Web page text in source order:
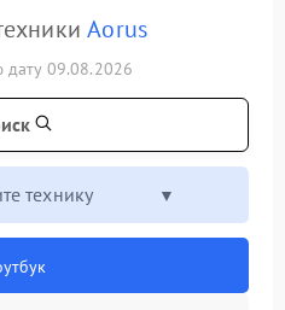
Aorus
09.08.2026
технику